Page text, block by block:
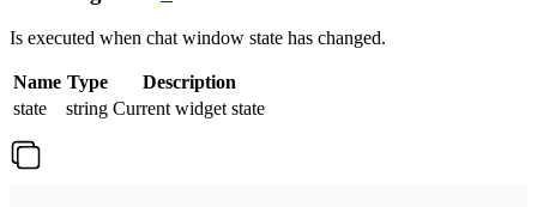
Is executed when chat window state has changed.
Name Type
Description
state
string Current widget state